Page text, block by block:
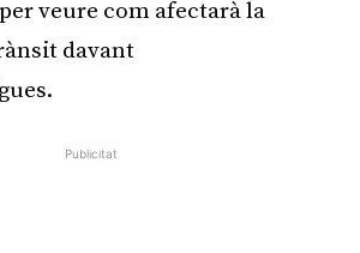
veure com afectarà la
davant
Publicitat